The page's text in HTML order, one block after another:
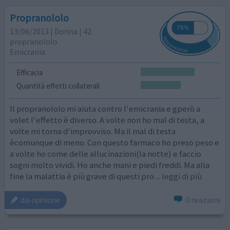
Propranololo
13/06/2013 | Donna | 42
propranololo
Emicrania
Efficacia
Quantità effetti collaterali
Il propranololo mi aiuta contro l'emicrania e gperò a
volet l'effetto è diverso. A volte non ho mal di testa, a
volte mi torna d'improvviso. Ma il mal di testa
ècomunque di meno. Con questo farmaco ho preso peso e
a volte ho come delle allucinazioni(la notte) e faccio
sogni molto vividi. Ho anche mani e piedi freddi. Ma alla
fine la malattia è più grave di questi pro ... leggi di più
dai opinione 0 reazioni